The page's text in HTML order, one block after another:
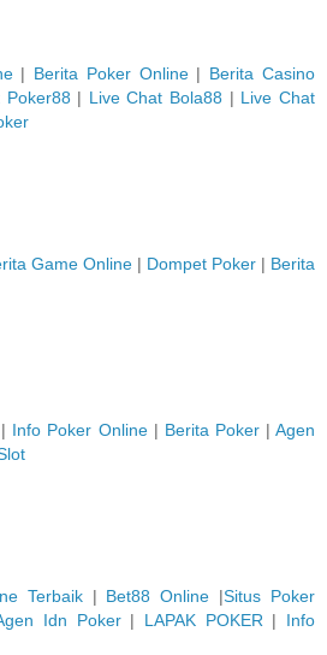
| Berita Poker Online| Berita Casino
Poker88 | Live Chat Bola88 | Live Chat
Game Online | Dompet Poker | Berita
| Info Poker Online| Berita Poker|Agen
Terbaik| Bet88 Online |Situs Poker
Idn Poker| LAPAK POKER| Info